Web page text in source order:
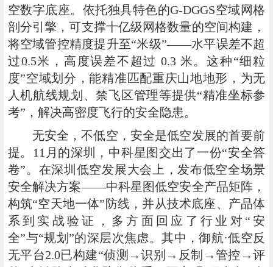
空数字底座。依托独具特色的G-DGGS空域网格
剖分引擎，可支撑十亿级网格数量的空间构建，
将空域管控精度提升至“米级”——水平误差不超
过0.5米，高度误差不超过 0.3 米。这种“细粒
度”空域划分，能精准匹配重庆山地地形，为无
人机航线规划、禁飞区管理等提供“精准坐标参
考”，解决高密度飞行的安全隐患。
无安全，不低空，安全是低空发展的首要前
提。11月的深圳，中科星图交出了一份“安全答
卷”。在深圳低空发展大会上，发布低空全场景
安全解决方案——中科星图低空安全产品矩阵，
构筑“空天地一体”防线 ，并从技术底座、产品体
系到实战验证，多方面回应了行业对“安
全”与“规划”的深层次焦虑。其中，御航·低空反
无平台2.0已构建“侦测→识别→反制→管控→评